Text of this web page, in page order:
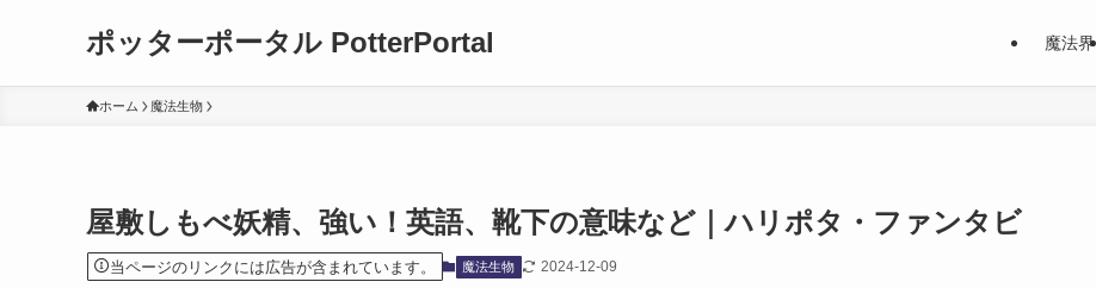
ポッターポータル PotterPortal 魔法界
ホーム 魔法生物
屋敷しもべ妖精、強い！英語、靴下の意味など｜ハリポタ・ファンタビ
当ページのリンクには広告が含まれています。 魔法生物 2024-12-09